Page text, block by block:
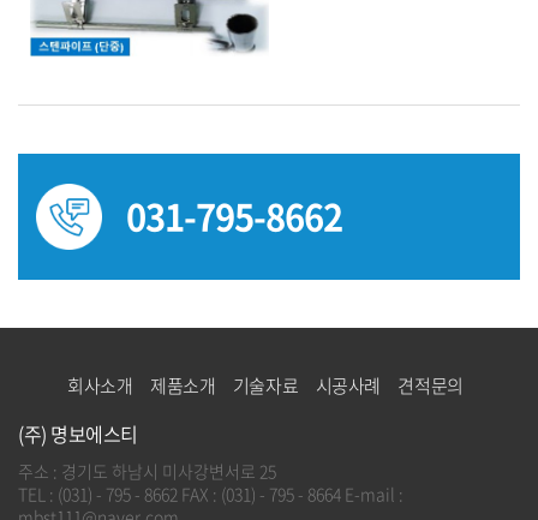
031-795-8662
회사소개 제품소개 기술자료 시공사례 견적문의
(주) 명보에스티
주소 : 경기도 하남시 미사강변서로 25
TEL : (031) - 795 - 8662 FAX : (031) - 795 - 8664 E-mail :